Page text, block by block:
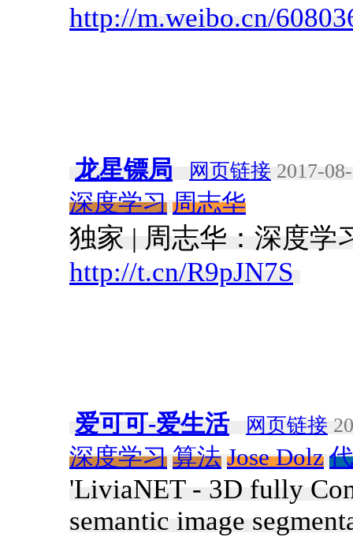
http://m.weibo.cn/
龙星镖局 网页链接 2017-
深度学习 周志华
独家 | 周志华：深度学
http://t.cn/R9pJN7S
爱可可-爱生活 网页链接
深度学习 算法 Jose Dolz
'LiviaNET - 3D fully
semantic image